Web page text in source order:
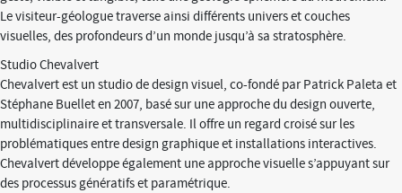
Le visiteur-géologue traverse ainsi différents univers et couches
visuelles, des profondeurs d’un monde jusqu’à sa stratosphère.
Studio Chevalvert
Chevalvert est un studio de design visuel, co-fondé par Patrick Paleta et
Stéphane Buellet en 2007, basé sur une approche du design ouverte,
multidisciplinaire et transversale. Il offre un regard croisé sur les
problématiques entre design graphique et installations interactives.
Chevalvert développe également une approche visuelle s’appuyant sur
des processus génératifs et paramétrique.